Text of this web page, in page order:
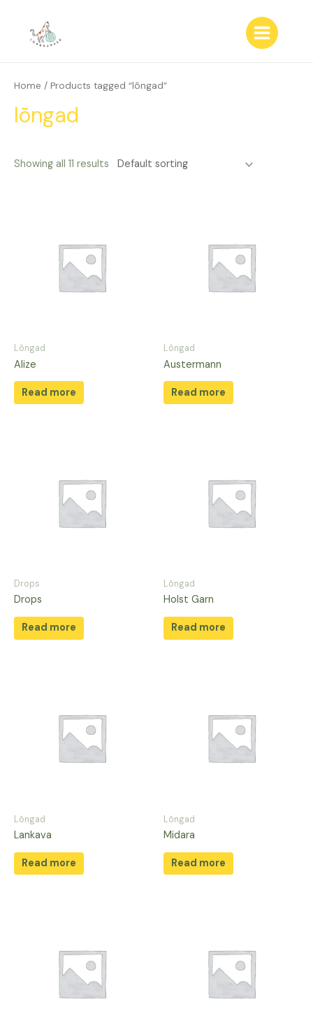
content
Main
Home / Products tagged “lõngad”
lõngad
Showing all 11 results
Lõngad
Alize
Read more
Lõngad
Austermann
Read more
Drops
Drops
Read more
Lõngad
Holst Garn
Read more
Lõngad
Lankava
Read more
Lõngad
Midara
Read more